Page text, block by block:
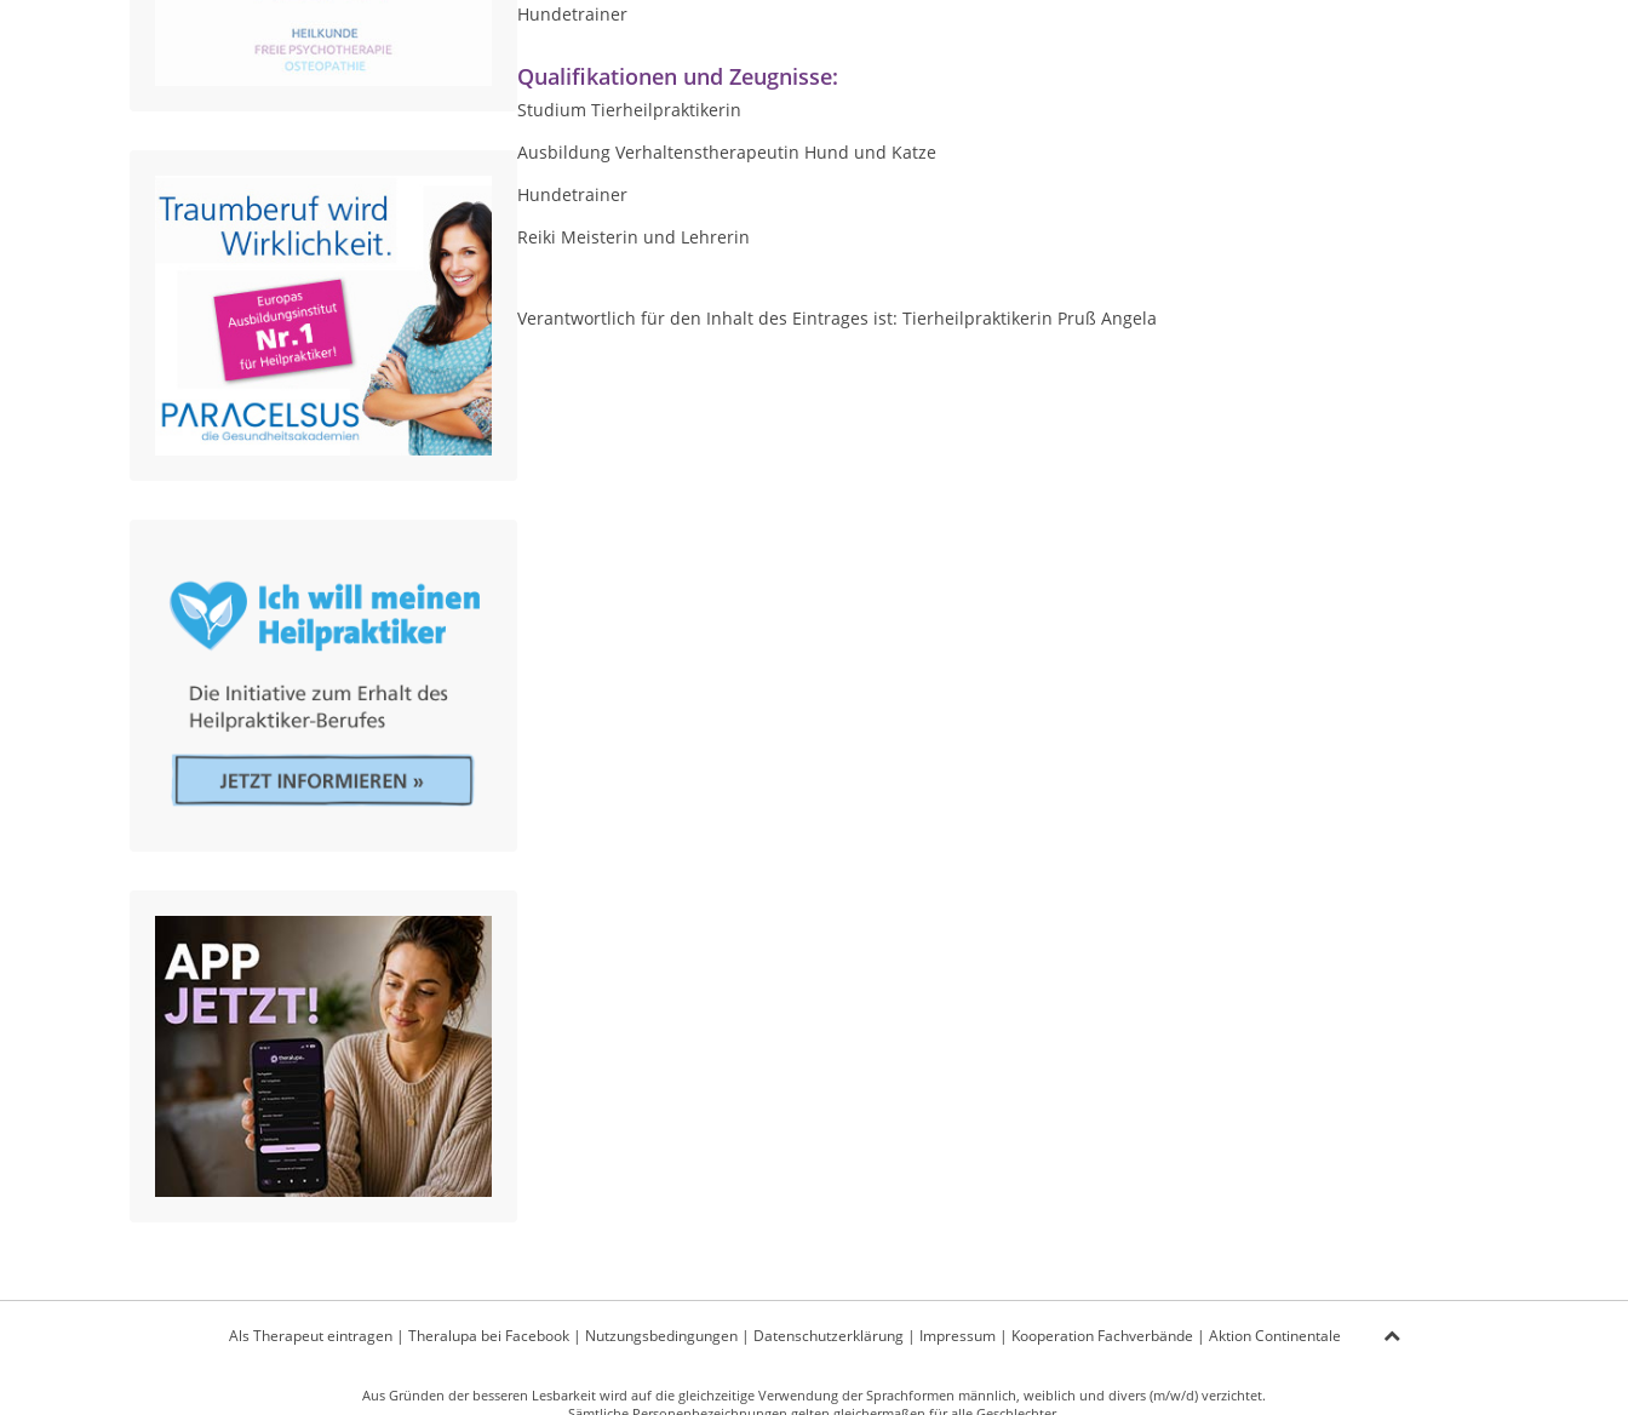
Hundetrainer
Qualifikationen und Zeugnisse:
Studium Tierheilpraktikerin
Ausbildung Verhaltenstherapeutin Hund und Katze
Hundetrainer
Reiki Meisterin und Lehrerin
Verantwortlich für den Inhalt des Eintrages ist: Tierheilpraktikerin Pruß Angela
Als Therapeut eintragen| Theralupa bei Facebook| Nutzungsbedingungen| Datenschutzerklärung| Impressum| Kooperation Fachverbände | Aktion Continentale
Aus Gründen der besseren Lesbarkeit wird auf die gleichzeitige Verwendung der Sprachformen männlich, weiblich und divers (m/w/d) verzichtet.